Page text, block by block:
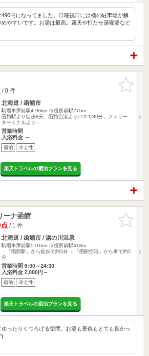
490円になってました。日曜祝日には横の駐車場が解
めやすいです。お湯は最高。露天や打たせ湯寝湯など
お気に入
りに追加
/ 0 件
北海道 / 函館市
駒場車庫前駅4.96km 市役所前駅276m
函館駅より徒歩8分、函館空港よりバスで30分、フェリー
ターミナルより…
営業時間
入浴料金 ～
宿泊 冷え性
楽天トラベルの宿泊プランを見る
お気に入
りに追加
ーナ函館
/ 1 件
北海道 / 函館市 / 湯の川温泉
駒場車庫前駅5.01km 市役所前駅418m
・「函館駅」から徒歩で約5分 ・「函館空港」から車で約5
分
営業時間 6:00～24:30
入浴料金 2,000円～
宿泊 冷え性
楽天トラベルの宿泊プランを見る
ゆったりくつろげる空間。お湯も景色もとても良かっ